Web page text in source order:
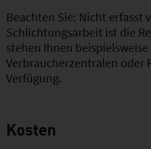
Beachten Sie: Nicht erfasst
Schlichtungsarbeit ist die
stehen Ihnen beispielsweise
Verbraucherzentralen oder
Verfügung.
Kosten